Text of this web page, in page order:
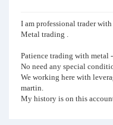
I am professional trader
Metal trading .
Patience trading with metal
No need any special
We working here with
martin.
My history is on this